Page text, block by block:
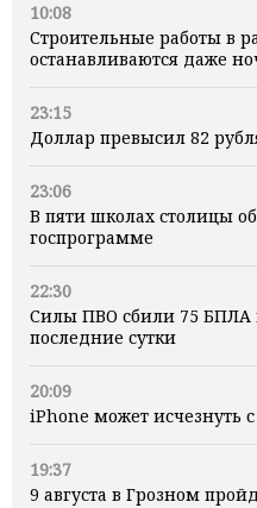
10:08
Строительные работы в
останавливаются даже
23:15
Доллар превысил 82
23:06
В пяти школах столицы
госпрограмме
22:30
Силы ПВО сбили 75 БПЛА
последние сутки
20:09
iPhone может исчезнуть
19:37
9 августа в Грозном